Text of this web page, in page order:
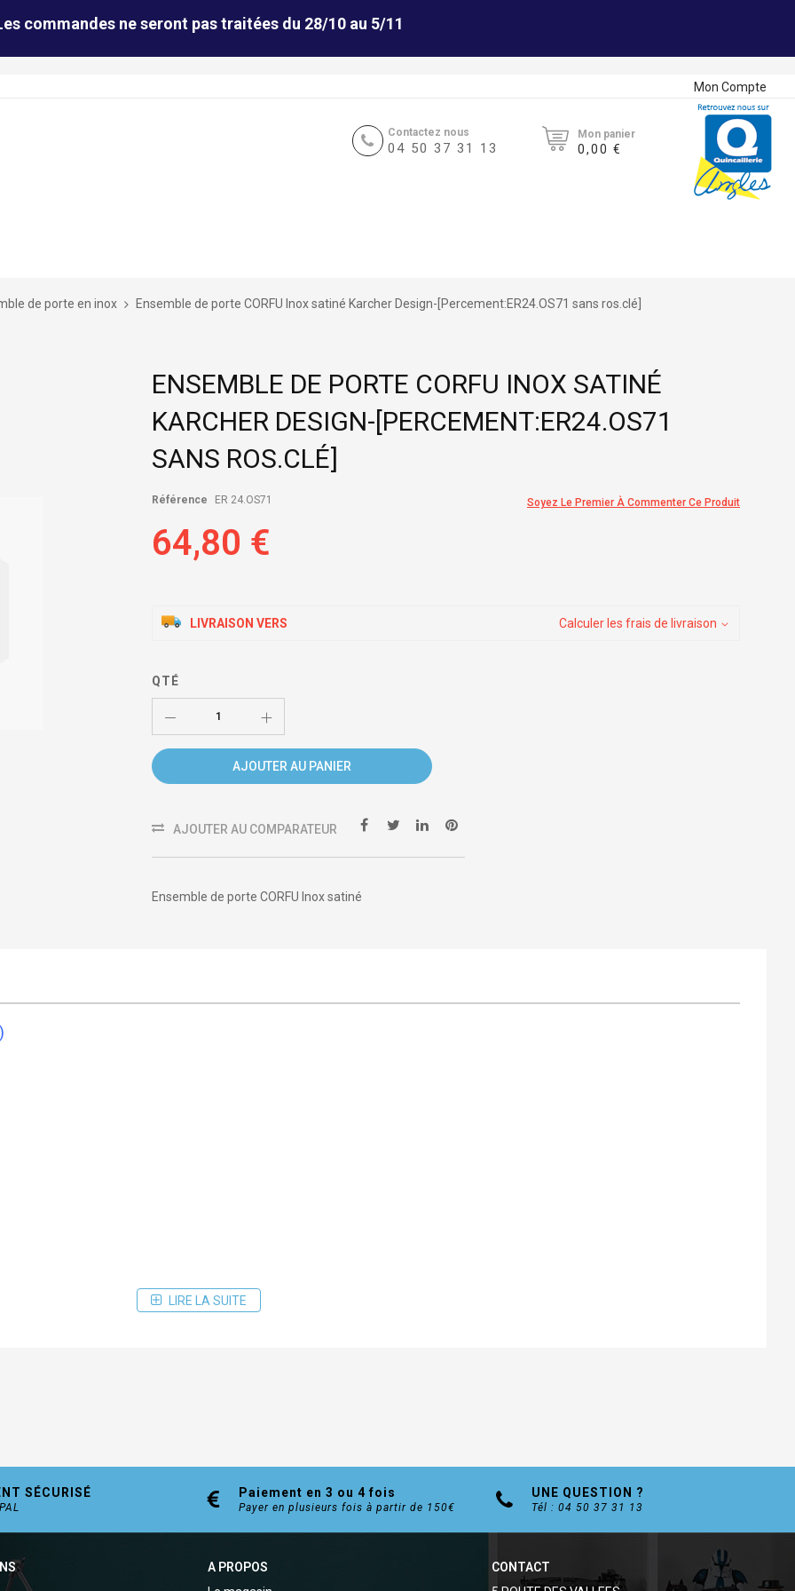
commandes ne seront pas traitées du 28/10 au 5/11
Mon Compte
Contactez nous
04 50 37 31 13
Mon panier
0,00 €
de porte en inox Ensemble de porte CORFU Inox satiné Karcher Design-[Percement:ER24.OS71 sans ros.clé]
ENSEMBLE DE PORTE CORFU INOX SATINÉ
KARCHER DESIGN-[PERCEMENT:ER24.OS71
SANS ROS.CLÉ]
Soyez Le Premier À Commenter Ce Produit
Référence ER 24.OS71
64,80 €
LIVRAISON VERS Calculer les frais de livraison
QTÉ
AJOUTER AU PANIER
AJOUTER AU COMPARATEUR
Ensemble de porte CORFU Inox satiné
LIRE LA SUITE
SÉCURISÉ Paiement en 3 ou 4 fois
Payer en plusieurs fois à partir de 150€
UNE QUESTION ?
Tél : 04 50 37 31 13
A PROPOS
CONTACT